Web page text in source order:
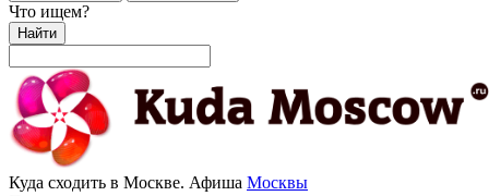
Что ищем?
Найти
Куда сходить в Москве. Афиша Москвы